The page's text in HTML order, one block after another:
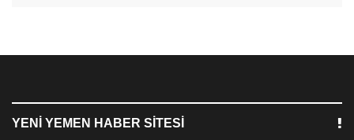
YENI YEMEN HABER SITESI